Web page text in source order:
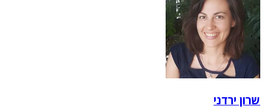
שרון ירדני